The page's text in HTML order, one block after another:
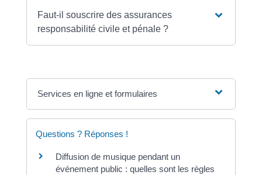
Faut-il souscrire des assurances
responsabilité civile et pénale ?
Services en ligne et formulaires
Questions ? Réponses !
Diffusion de musique pendant un
événement public : quelles sont les règles